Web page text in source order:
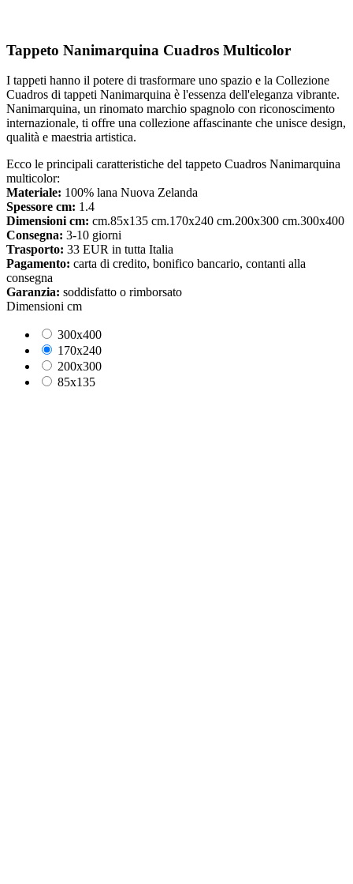
Tappeto Nanimarquina Cuadros Multicolor
I tappeti hanno il potere di trasformare uno spazio e la Collezione
Cuadros di tappeti Nanimarquina è l'essenza dell'eleganza vibrante.
Nanimarquina, un rinomato marchio spagnolo con riconoscimento
internazionale, ti offre una collezione affascinante che unisce design,
qualità e maestria artistica.
Ecco le principali caratteristiche del tappeto Cuadros Nanimarquina
multicolor:
Materiale: 100% lana Nuova Zelanda
Spessore cm: 1.4
Dimensioni cm: cm.85x135 cm.170x240 cm.200x300 cm.300x400
Consegna: 3-10 giorni
Trasporto: 33 EUR in tutta Italia
Pagamento: carta di credito, bonifico bancario, contanti alla
consegna
Garanzia: soddisfatto o rimborsato
Dimensioni cm
300x400
170x240
200x300
85x135